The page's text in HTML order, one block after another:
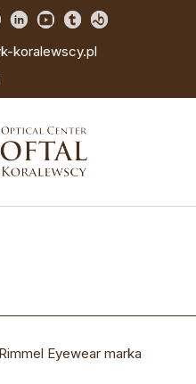
koralewscy.pl
Rimmel Eyewear marka